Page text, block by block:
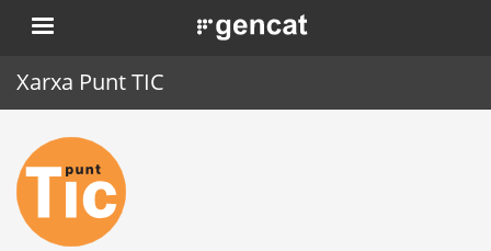
Vés
al
. Obre en una nova finestra.
Xarxa Punt TIC
Inici
Punt TIC
Actualitat